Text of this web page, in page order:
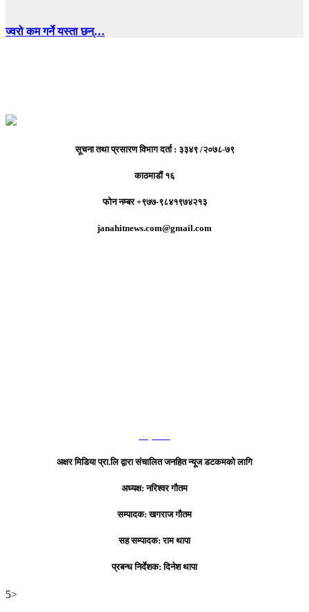
ज्वरो कम गर्ने यस्ता छन्…
सूचना तथा प्रसारण विभाग दर्ता : ३३४९ /२०७८-७९
काठमाडौं १६
फोन नम्बर +९७७-९८४१९७४२१३
janahitnews.com@gmail.com
अक्षर मिडिया प्रा.लि द्वारा संचालित जनहित न्यूज डटकमको लागि
अध्यक्ष: नरिश्वर गौतम
सम्पादक: खगराज गौतम
सह सम्पादक: राम थापा
प्रबन्ध निर्देशक: दिनेश थापा
5>